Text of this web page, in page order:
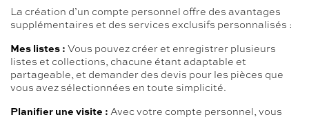
La création d’un compte personnel offre des avantages
supplémentaires et des services exclusifs personnalisés :
Mes listes : Vous pouvez créer et enregistrer plusieurs
listes et collections, chacune étant adaptable et
partageable, et demander des devis pour les pièces que
vous avez sélectionnées en toute simplicité.
Planifier une visite : Avec votre compte personnel, vous